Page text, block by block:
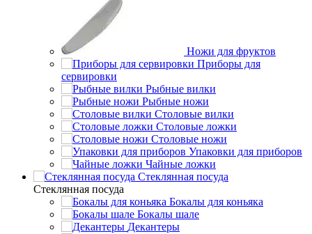
Ножи для фруктов
Приборы для
сервировки
Рыбные вилки
Рыбные ножи
Столовые вилки
Столовые ложки
Столовые ножи
Упаковки для приборов
Чайные ложки
Стеклянная посуда
Стеклянная посуда
Бокалы для коньяка
Бокалы шале
Декантеры